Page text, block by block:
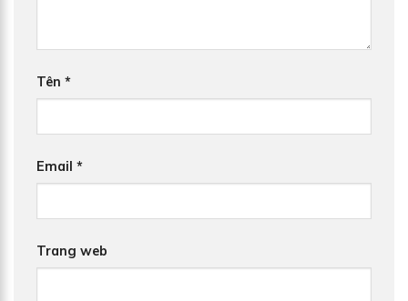
Tên *
Email *
Trang web